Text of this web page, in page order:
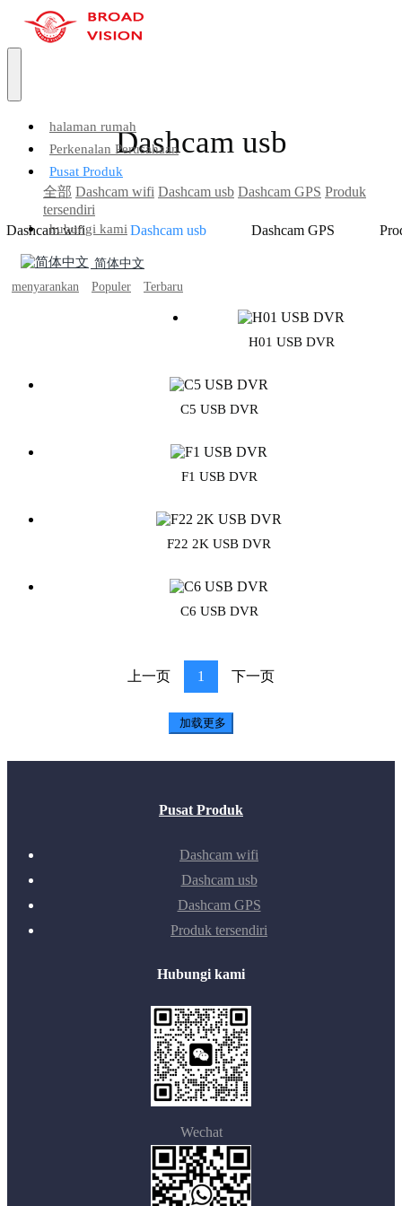
halaman rumah
Perkenalan Perusahaan
Pusat Produk
全部 Dashcam wifi Dashcam usb Dashcam GPS Produk
tersendiri
hubungi kami
简体中文
Dashcam usb
Dashcam wifi Dashcam usb Dashcam GPS
menyarankan Populer Terbaru
H01 USB DVR
C5 USB DVR
F1 USB DVR
F22 2K USB DVR
C6 USB DVR
上一页 1 下一页
加载更多
Pusat Produk
Dashcam wifi
Dashcam usb
Dashcam GPS
Produk tersendiri
Hubungi kami
Wechat